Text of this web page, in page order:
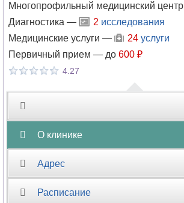
Многопрофильный медицинский центр
Диагностика —
2 исследования
Медицинские услуги —
24 услуги
Первичный прием — до 600 ₽
4.27
О клинике
Адрес
Расписание